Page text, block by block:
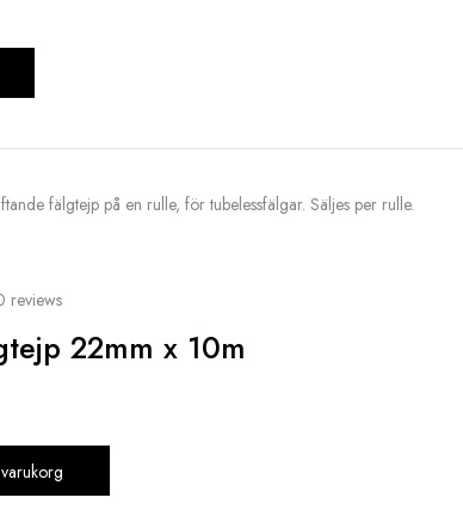
fälgtejp på en rulle, för tubelessfälgar. Säljes per rulle.
reviews
22mm x 10m